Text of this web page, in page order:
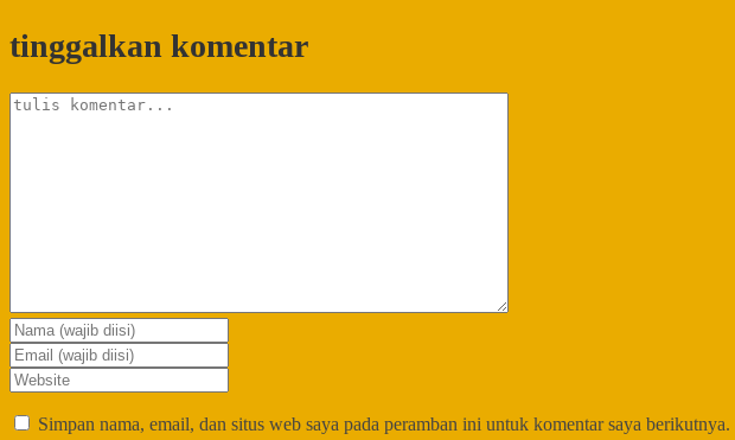
tinggalkan komentar
Simpan nama, email, dan situs web saya pada peramban ini untuk komentar saya berikutnya.